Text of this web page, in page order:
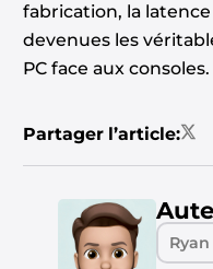
fabrication, la
devenues les
PC face aux consoles.
Partager l’article: